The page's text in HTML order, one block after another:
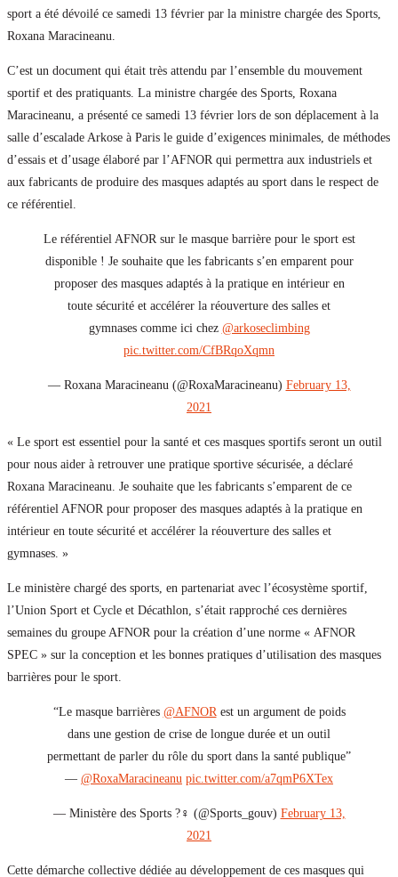
sport a été dévoilé ce samedi 13 février par la ministre chargée des Sports,
Roxana Maracineanu.
C’est un document qui était très attendu par l’ensemble du mouvement
sportif et des pratiquants. La ministre chargée des Sports, Roxana
Maracineanu, a présenté ce samedi 13 février lors de son déplacement à la
salle d’escalade Arkose à Paris le guide d’exigences minimales, de méthodes
d’essais et d’usage élaboré par l’AFNOR qui permettra aux industriels et
aux fabricants de produire des masques adaptés au sport dans le respect de
ce référentiel.
Le référentiel AFNOR sur le masque barrière pour le sport est
disponible ! Je souhaite que les fabricants s’en emparent pour
proposer des masques adaptés à la pratique en intérieur en
toute sécurité et accélérer la réouverture des salles et
gymnases comme ici chez @arkoseclimbing
pic.twitter.com/CfBRqoXqmn
— Roxana Maracineanu (@RoxaMaracineanu) February 13,
2021
« Le sport est essentiel pour la santé et ces masques sportifs seront un outil
pour nous aider à retrouver une pratique sportive sécurisée, a déclaré
Roxana Maracineanu. Je souhaite que les fabricants s’emparent de ce
référentiel AFNOR pour proposer des masques adaptés à la pratique en
intérieur en toute sécurité et accélérer la réouverture des salles et
gymnases. »
Le ministère chargé des sports, en partenariat avec l’écosystème sportif,
l’Union Sport et Cycle et Décathlon, s’était rapproché ces dernières
semaines du groupe AFNOR pour la création d’une norme « AFNOR
SPEC » sur la conception et les bonnes pratiques d’utilisation des masques
barrières pour le sport.
“Le masque barrières @AFNORest un argument de poids
dans une gestion de crise de longue durée et un outil
permettant de parler du rôle du sport dans la santé publique”
— @RoxaMaracineanu pic.twitter.com/a7qmP6XTex
— Ministère des Sports ?‍♀️ (@Sports_gouv) February 13,
2021
Cette démarche collective dédiée au développement de ces masques qui